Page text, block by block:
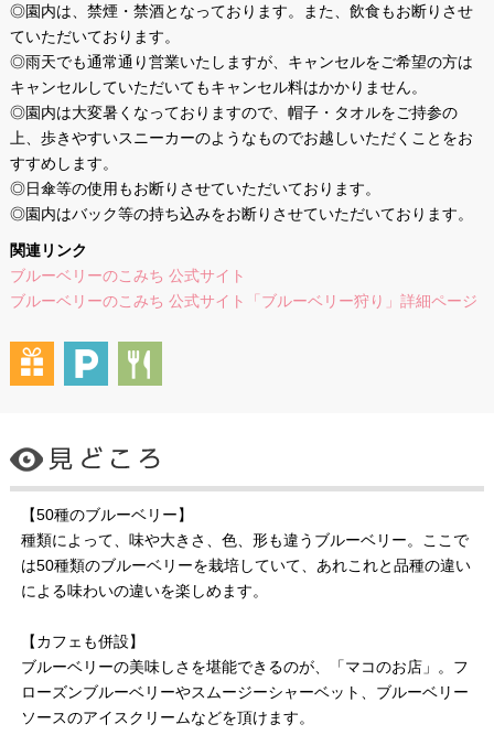
◎園内は、禁煙・禁酒となっております。また、飲食もお断りさせ
ていただいております。
◎雨天でも通常通り営業いたしますが、キャンセルをご希望の方は
キャンセルしていただいてもキャンセル料はかかりません。
◎園内は大変暑くなっておりますので、帽子・タオルをご持参の
上、歩きやすいスニーカーのようなものでお越しいただくことをお
すすめします。
◎日傘等の使用もお断りさせていただいております。
◎園内はバック等の持ち込みをお断りさせていただいております。
関連リンク
ブルーベリーのこみち 公式サイト
ブルーベリーのこみち 公式サイト「ブルーベリー狩り」詳細ページ
【50種のブルーベリー】
種類によって、味や大きさ、色、形も違うブルーベリー。ここで
は50種類のブルーベリーを栽培していて、あれこれと品種の違い
による味わいの違いを楽しめます。
【カフェも併設】
ブルーベリーの美味しさを堪能できるのが、「マコのお店」。フ
ローズンブルーベリーやスムージーシャーベット、ブルーベリー
ソースのアイスクリームなどを頂けます。